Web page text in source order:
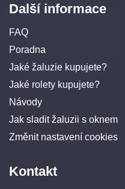
Další informace
FAQ
Poradna
Jaké žaluzie kupujete?
Jaké rolety kupujete?
Návody
Jak sladit žaluzii s oknem
Změnit nastavení cookies
Kontakt